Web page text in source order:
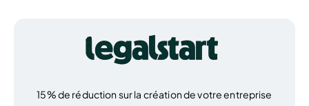
15% de réduction sur la création de votre entreprise